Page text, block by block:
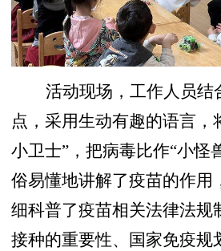
活动现场，工作人员结
点，采用生动有趣的语言，
小卫士”，把病毒比作“小怪
俗易懂地讲解了疫苗的作用
细科普了疫苗相关法律法规
接种的重要性、国家免疫规